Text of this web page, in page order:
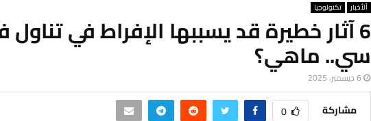
ألأخبار تكنولوجيا
6 آثار خطيرة قد يسببها الإفراط في تناول
سي.. ماهي؟
6 ديسمبر، 2025
مشاركة 0